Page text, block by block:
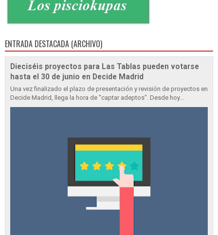
ENTRADA DESTACADA (ARCHIVO)
Dieciséis proyectos para Las Tablas pueden votarse
hasta el 30 de junio en Decide Madrid
Una vez finalizado el plazo de presentación y revisión de proyectos en
Decide Madrid, llega la hora de "captar adeptos". Desde hoy...